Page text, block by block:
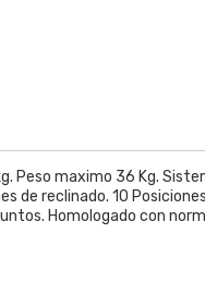
Peso maximo 36 Kg.
de reclinado. 10
Homologado con